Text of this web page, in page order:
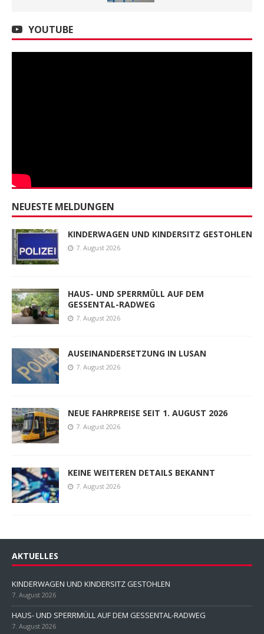
YOUTUBE
NEUESTE MELDUNGEN
KINDERWAGEN UND KINDERSITZ GESTOHLEN
7. August 2026
HAUS- UND SPERRMÜLL AUF DEM
GESSENTAL-RADWEG
7. August 2026
AUSEINANDERSETZUNG IN LUSAN
7. August 2026
NEUE FAHRPREISE SEIT 1. AUGUST 2026
7. August 2026
KEINE WEITEREN DETAILS BEKANNT
7. August 2026
AKTUELLES
KINDERWAGEN UND KINDERSITZ GESTOHLEN
7. August 2026
HAUS- UND SPERRMÜLL AUF DEM GESSENTAL-RADWEG
7. August 2026